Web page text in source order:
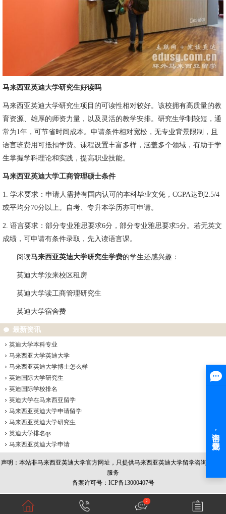
马来西亚英迪大学研究生好读吗
马来西亚英迪大学研究生项目的可读性相对较好。该校拥有高质量的教
育资源、雄厚的师资力量，以及灵活的教学安排。研究生学制较短，通
常为1年，可节省时间成本。申请条件相对宽松，无专业背景限制，且
语言班费用可抵扣学费。课程设置丰富多样，涵盖多个领域，有助于学
生掌握学科理论和实践，提高职业技能。
马来西亚英迪大学工商管理硕士条件
1. 学术要求：申请人需持有国内认可的本科毕业文凭，CGPA达到2.5/4
或平均分70分以上。自考、专升本学历亦可申请。
2. 语言要求：部分专业雅思要求6分，部分专业雅思要求5分。若无英文
成绩，可申请有条件录取，先入读语言课。
阅读马来西亚英迪大学研究生学费的学生还感兴趣：
英迪大学汝来校区租房
英迪大学读工商管理研究生
英迪大学宿舍费
最新资讯
英迪大学本科专业
马来西亚大学英迪大学
马来西亚英迪大学博士怎么样
英迪国际大学研究生
英迪国际学校排名
英迪大学在马来西亚留学
马来西亚英迪大学申请留学
马来西亚英迪大学研究生
英迪大学排名qs
马来西亚英迪大学申请
声明：本站非马来西亚英迪大学官方网址，只提供马来西亚英迪大学留学咨询和办理
服务
备案许可号：ICP备13000407号
2